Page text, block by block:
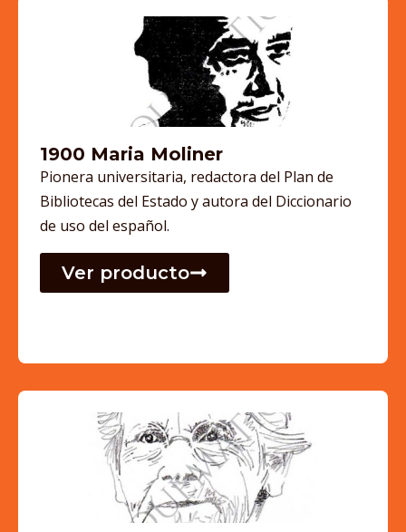
1900 Maria Moliner
Pionera universitaria, redactora del Plan de
Bibliotecas del Estado y autora del Diccionario
de uso del español.
Ver producto